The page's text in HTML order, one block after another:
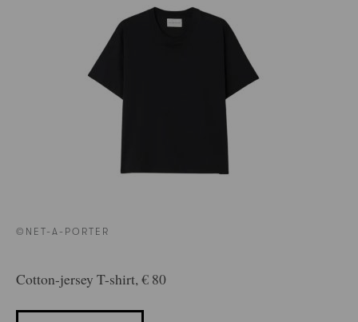
©NET-A-PORTER
Cotton-jersey T-shirt, € 80